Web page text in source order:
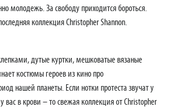
молодежь. За свободу приходится бороться.
коллекция Christopher Shannon.
дутые куртки, мешковатые вязаные
костюмы героев из кино про
нашей планеты. Если нотки протеста звучат у
вас в крови – то свежая коллекция от Christopher